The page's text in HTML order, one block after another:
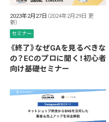
2023年2月27日 （2024年2月29日 更
新）
セミナー
《終了》なぜGAを見るべきな
の？ECのプロに聞く！初心者
向け基礎セミナー